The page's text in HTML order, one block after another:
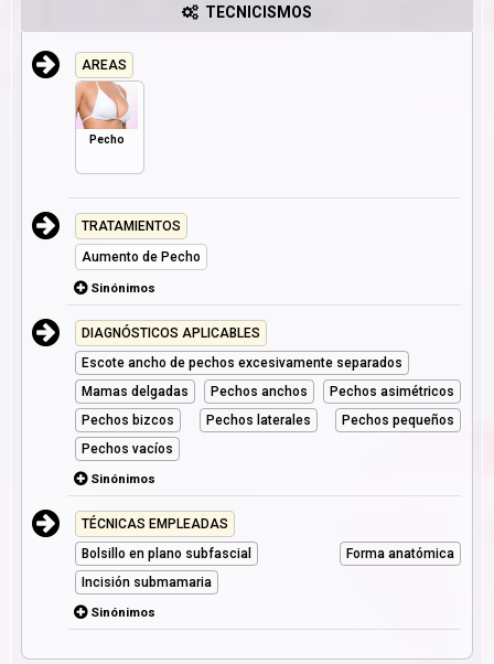
TECNICISMOS
AREAS
Pecho
TRATAMIENTOS
Aumento de Pecho
Sinónimos
DIAGNÓSTICOS APLICABLES
Escote ancho de pechos excesivamente separados
Mamas delgadas
Pechos anchos
Pechos asimétricos
Pechos bizcos
Pechos laterales
Pechos pequeños
Pechos vacíos
Sinónimos
TÉCNICAS EMPLEADAS
Bolsillo en plano subfascial
Forma anatómica
Incisión submamaria
Sinónimos